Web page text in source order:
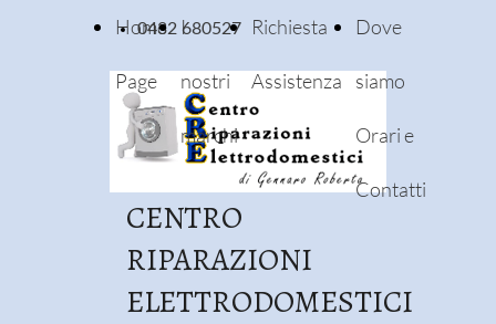
CENTRO
RIPARAZIONI
ELETTRODOMESTICI
0432 680527
Home
Page
I
nostri
marchi
Richiesta
Assistenza
Dove
siamo
Orari e
Contatti